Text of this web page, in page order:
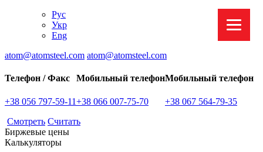
Рус
Укр
Eng
atom@atomsteel.com atom@atomsteel.com
Телефон / Факс
+38 056 797-59-11
Мобильный телефон
+38 066 007-75-70
Мобильный телефон
+38 067 564-79-35
Смотреть Считать
Биржевые цены
Кaлькуляторы